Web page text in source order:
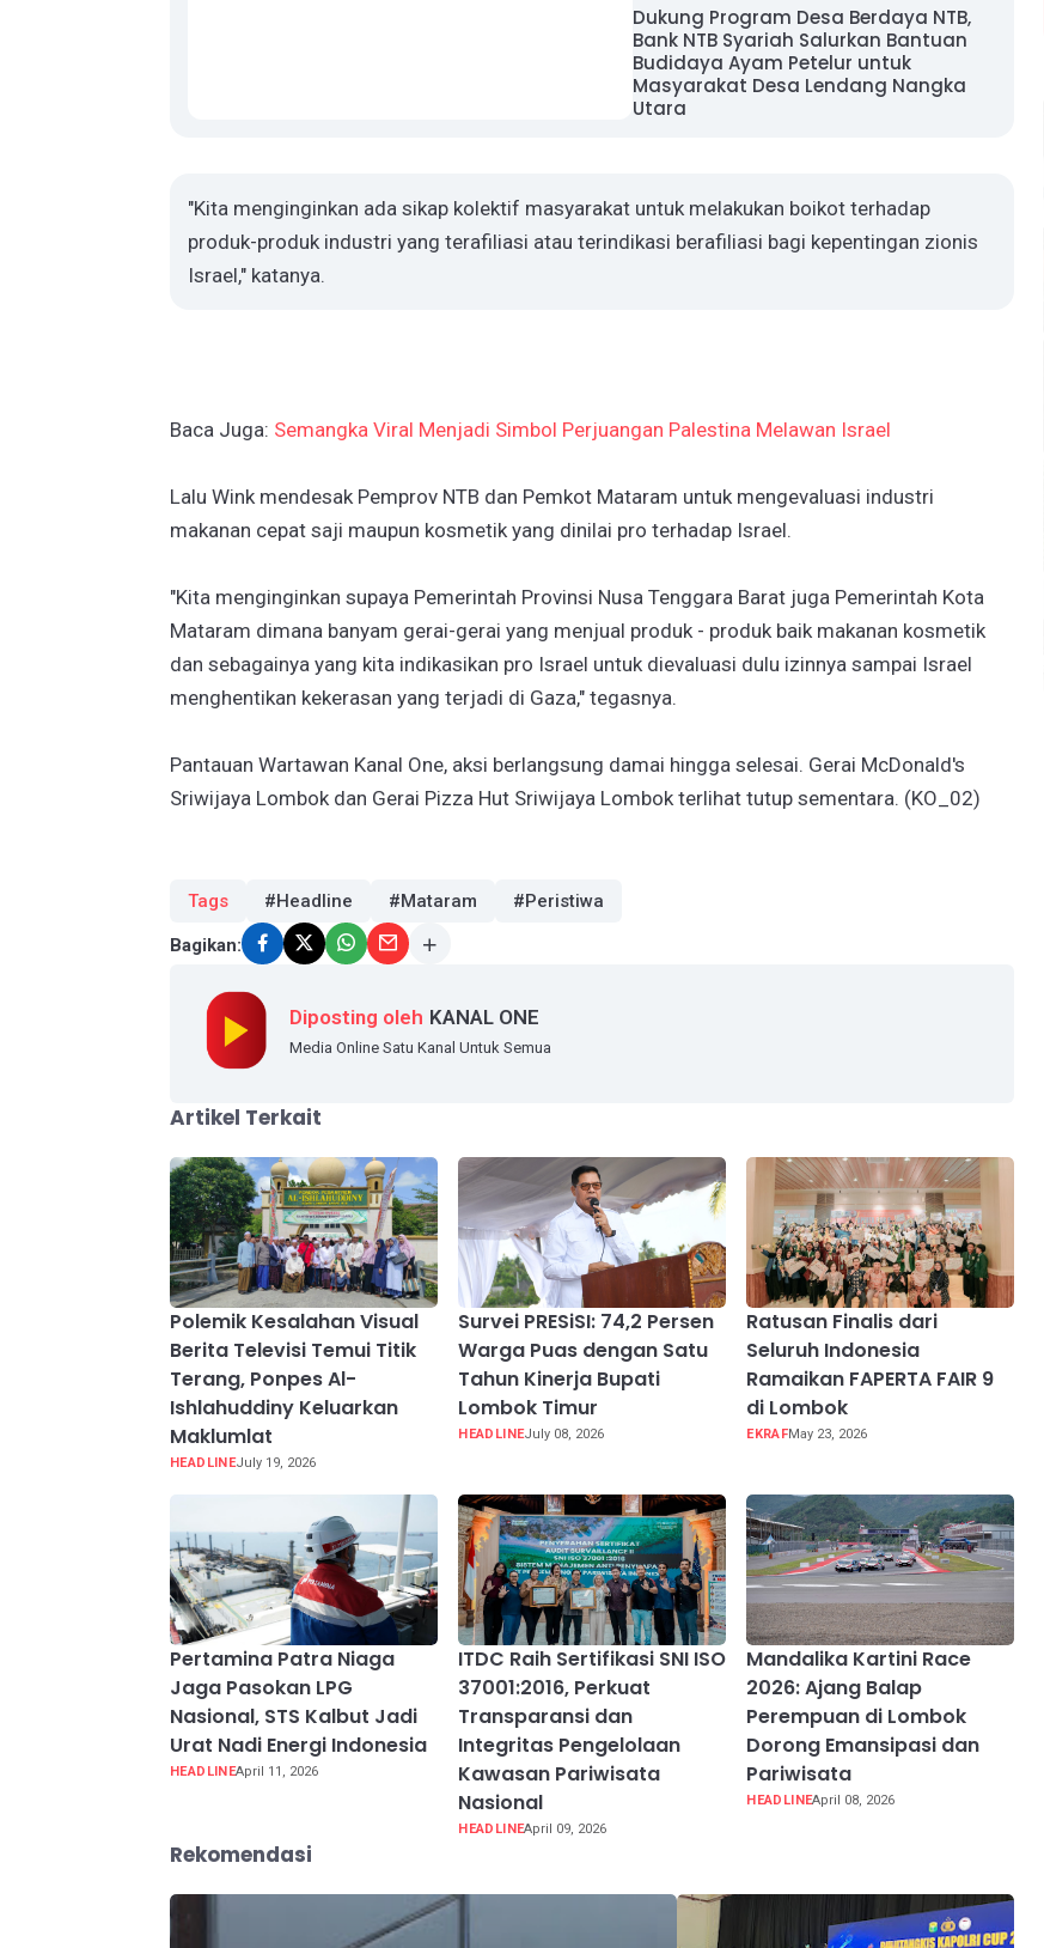
Dukung Program Desa Berdaya NTB,
Bank NTB Syariah Salurkan Bantuan
Budidaya Ayam Petelur untuk
Masyarakat Desa Lendang Nangka
Utara
"Kita menginginkan ada sikap kolektif masyarakat untuk melakukan boikot terhadap
produk-produk industri yang terafiliasi atau terindikasi berafiliasi bagi kepentingan zionis
Israel," katanya.
Baca Juga: Semangka Viral Menjadi Simbol Perjuangan Palestina Melawan Israel
Lalu Wink mendesak Pemprov NTB dan Pemkot Mataram untuk mengevaluasi industri
makanan cepat saji maupun kosmetik yang dinilai pro terhadap Israel.
"Kita menginginkan supaya Pemerintah Provinsi Nusa Tenggara Barat juga Pemerintah Kota
Mataram dimana banyam gerai-gerai yang menjual produk - produk baik makanan kosmetik
dan sebagainya yang kita indikasikan pro Israel untuk dievaluasi dulu izinnya sampai Israel
menghentikan kekerasan yang terjadi di Gaza," tegasnya.
Pantauan Wartawan Kanal One, aksi berlangsung damai hingga selesai. Gerai McDonald's
Sriwijaya Lombok dan Gerai Pizza Hut Sriwijaya Lombok terlihat tutup sementara. (KO_02)
Tags #Headline #Mataram #Peristiwa
Bagikan:
Diposting oleh KANAL ONE
Media Online Satu Kanal Untuk Semua
Artikel Terkait
Polemik Kesalahan Visual
Berita Televisi Temui Titik
Terang, Ponpes Al-
Ishlahuddiny Keluarkan
Maklumlat
HEADLINEJuly 19, 2026
Survei PRESiSI: 74,2 Persen
Warga Puas dengan Satu
Tahun Kinerja Bupati
Lombok Timur
HEADLINEJuly 08, 2026
Ratusan Finalis dari
Seluruh Indonesia
Ramaikan FAPERTA FAIR 9
di Lombok
EKRAFMay 23, 2026
Pertamina Patra Niaga
Jaga Pasokan LPG
Nasional, STS Kalbut Jadi
Urat Nadi Energi Indonesia
HEADLINEApril 11, 2026
ITDC Raih Sertifikasi SNI ISO
37001:2016, Perkuat
Transparansi dan
Integritas Pengelolaan
Kawasan Pariwisata
Nasional
HEADLINEApril 09, 2026
Mandalika Kartini Race
2026: Ajang Balap
Perempuan di Lombok
Dorong Emansipasi dan
Pariwisata
HEADLINEApril 08, 2026
Rekomendasi